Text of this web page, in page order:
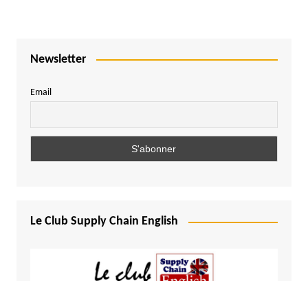
Newsletter
Email
Le Club Supply Chain English